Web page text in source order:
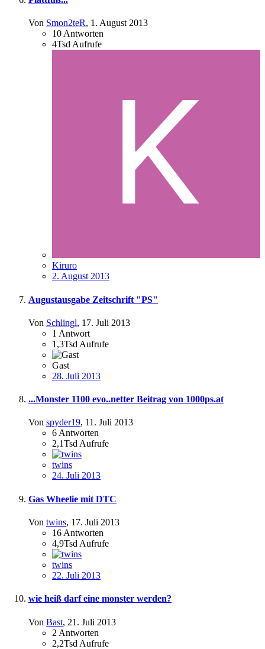
Von Smon2teR, 1. August 2013
10Antworten
4TsdAufrufe
Kiruro
2. August 2013
Augustausgabe Zeitschrift "PS"
Von Schlingl, 17. Juli 2013
1 Antwort
1,3Tsd Aufrufe
Gast
28. Juli 2013
...Monster 1100 evo..netter Beitrag von 1000ps.at
Von spyder19, 11. Juli 2013
6Antworten
2,1TsdAufrufe
twins
24. Juli 2013
Gas Wheelie mit DTC
Von twins, 17. Juli 2013
16 Antworten
4,9Tsd Aufrufe
twins
22. Juli 2013
wie heiß darf eine monster werden?
Von Bast, 21. Juli 2013
2 Antworten
2,2Tsd Aufrufe